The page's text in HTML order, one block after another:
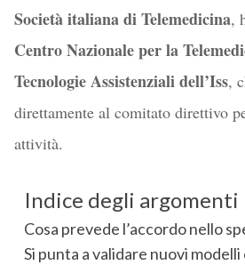
Società italiana di Telemedicina,
Centro Nazionale per la
Tecnologie Assistenziali dell’Iss,
direttamente al comitato direttivo
attività.
Indice degli argomenti
Cosa prevede l’accordo nello
Si punta a validare nuovi